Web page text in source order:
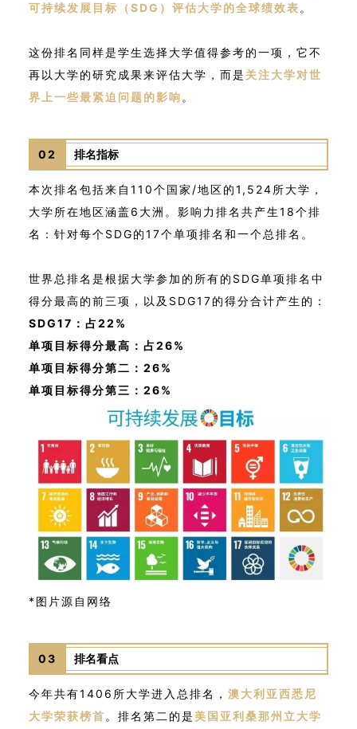
可持续发展目标（SDG）评估大学的全球绩效表 。
这份排名同样是学生选择大学值得参考的一项，它不
再以大学的研究成果来评估大学，而是 关注大学对世
界上一些最紧迫问题的影响 。
02 排名指标
本次排名包括来自110个国家/地区的1,524所大学，
大学所在地区涵盖6大洲。影响力排名共产生18个排
名：针对每个SDG的17个单项排名和一个总排名。
世界总排名是根据大学参加的所有的SDG单项排名中
得分最高的前三项，以及SDG17的得分合计产生的：
SDG17：占22%
单项目标得分最高：占26%
单项目标得分第二：26%
单项目标得分第三：26%
*图片源自网络
03 排名看点
今年共有1406所大学进入总排名， 澳大利亚西悉尼
大学荣获榜首 。排名第二的是美国亚利桑那州立大学